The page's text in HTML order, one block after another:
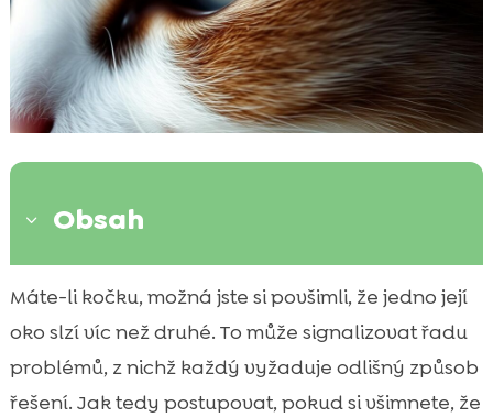
3 Obsah
 Příčiny slzení jednoho oka u koček
 Infekce a její vliv na oči
 Alergie jako možná příčina
 Poranění a cizí tělesa v oku
Máte-li kočku, možná jste si povšimli, že jedno její
oko slzí víc než druhé. To může signalizovat řadu
problémů, z nichž každý vyžaduje odlišný způsob
řešení. Jak tedy postupovat, pokud si všimnete, že